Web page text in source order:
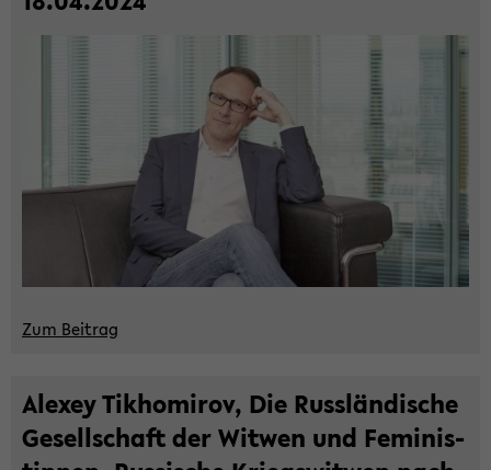
Zum Bei­trag
Ale­xey Tik­ho­mi­rov, Die Russ­län­di­sche
Ge­sell­schaft der Wit­wen und Fe­mi­nis­